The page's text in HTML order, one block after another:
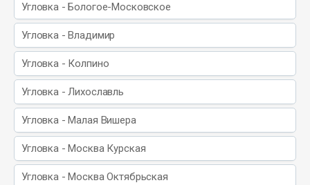
Угловка - Бологое-Московское
Угловка - Владимир
Угловка - Колпино
Угловка - Лихославль
Угловка - Малая Вишера
Угловка - Москва Курская
Угловка - Москва Октябрьская